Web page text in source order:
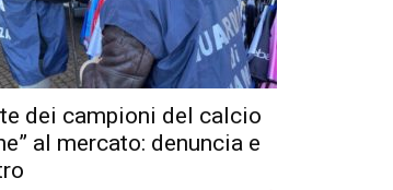
dei campioni del calcio
al mercato: denuncia e